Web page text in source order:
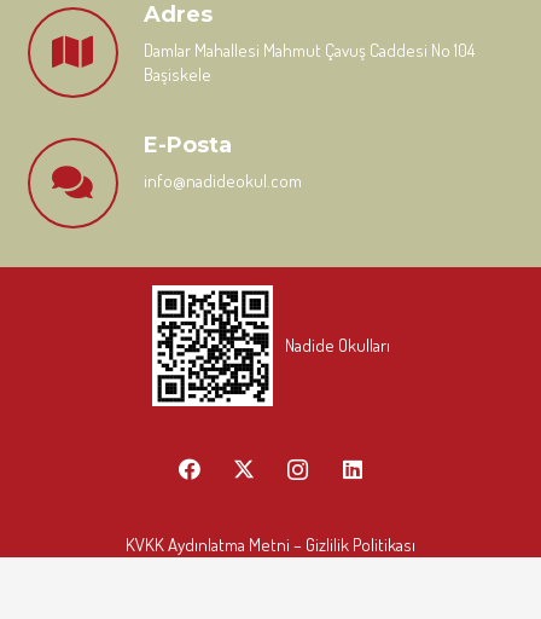
Adres
Damlar Mahallesi Mahmut Çavuş Caddesi No 104
Başiskele
E-Posta
info@nadideokul.com
Nadide Okulları
KVKK Aydınlatma Metni – Gizlilik Politikası